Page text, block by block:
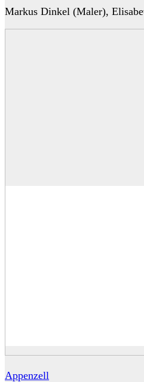
Markus Dinkel (Maler),
Appenzell